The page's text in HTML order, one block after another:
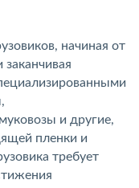
начиная от
и другие,
пленки и
требует